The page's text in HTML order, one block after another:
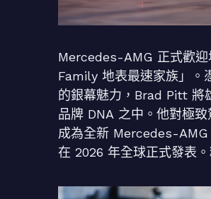
Mercedes-AMG 正式歡
Family 地表最速家族」。
的銀幕魅力，Brad Pitt 將
品牌 DNA 之中。他對極
成為全新 Mercedes-
在 2026 年全球正式發表